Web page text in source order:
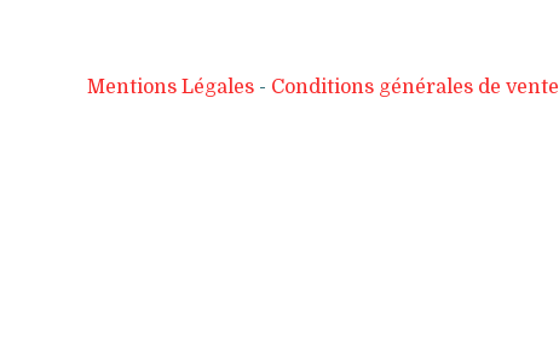
Mentions Légales Conditions générales de vente